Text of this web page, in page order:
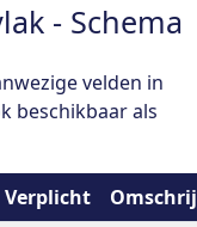
- Schema
velden in
beschikbaar als
Verplicht